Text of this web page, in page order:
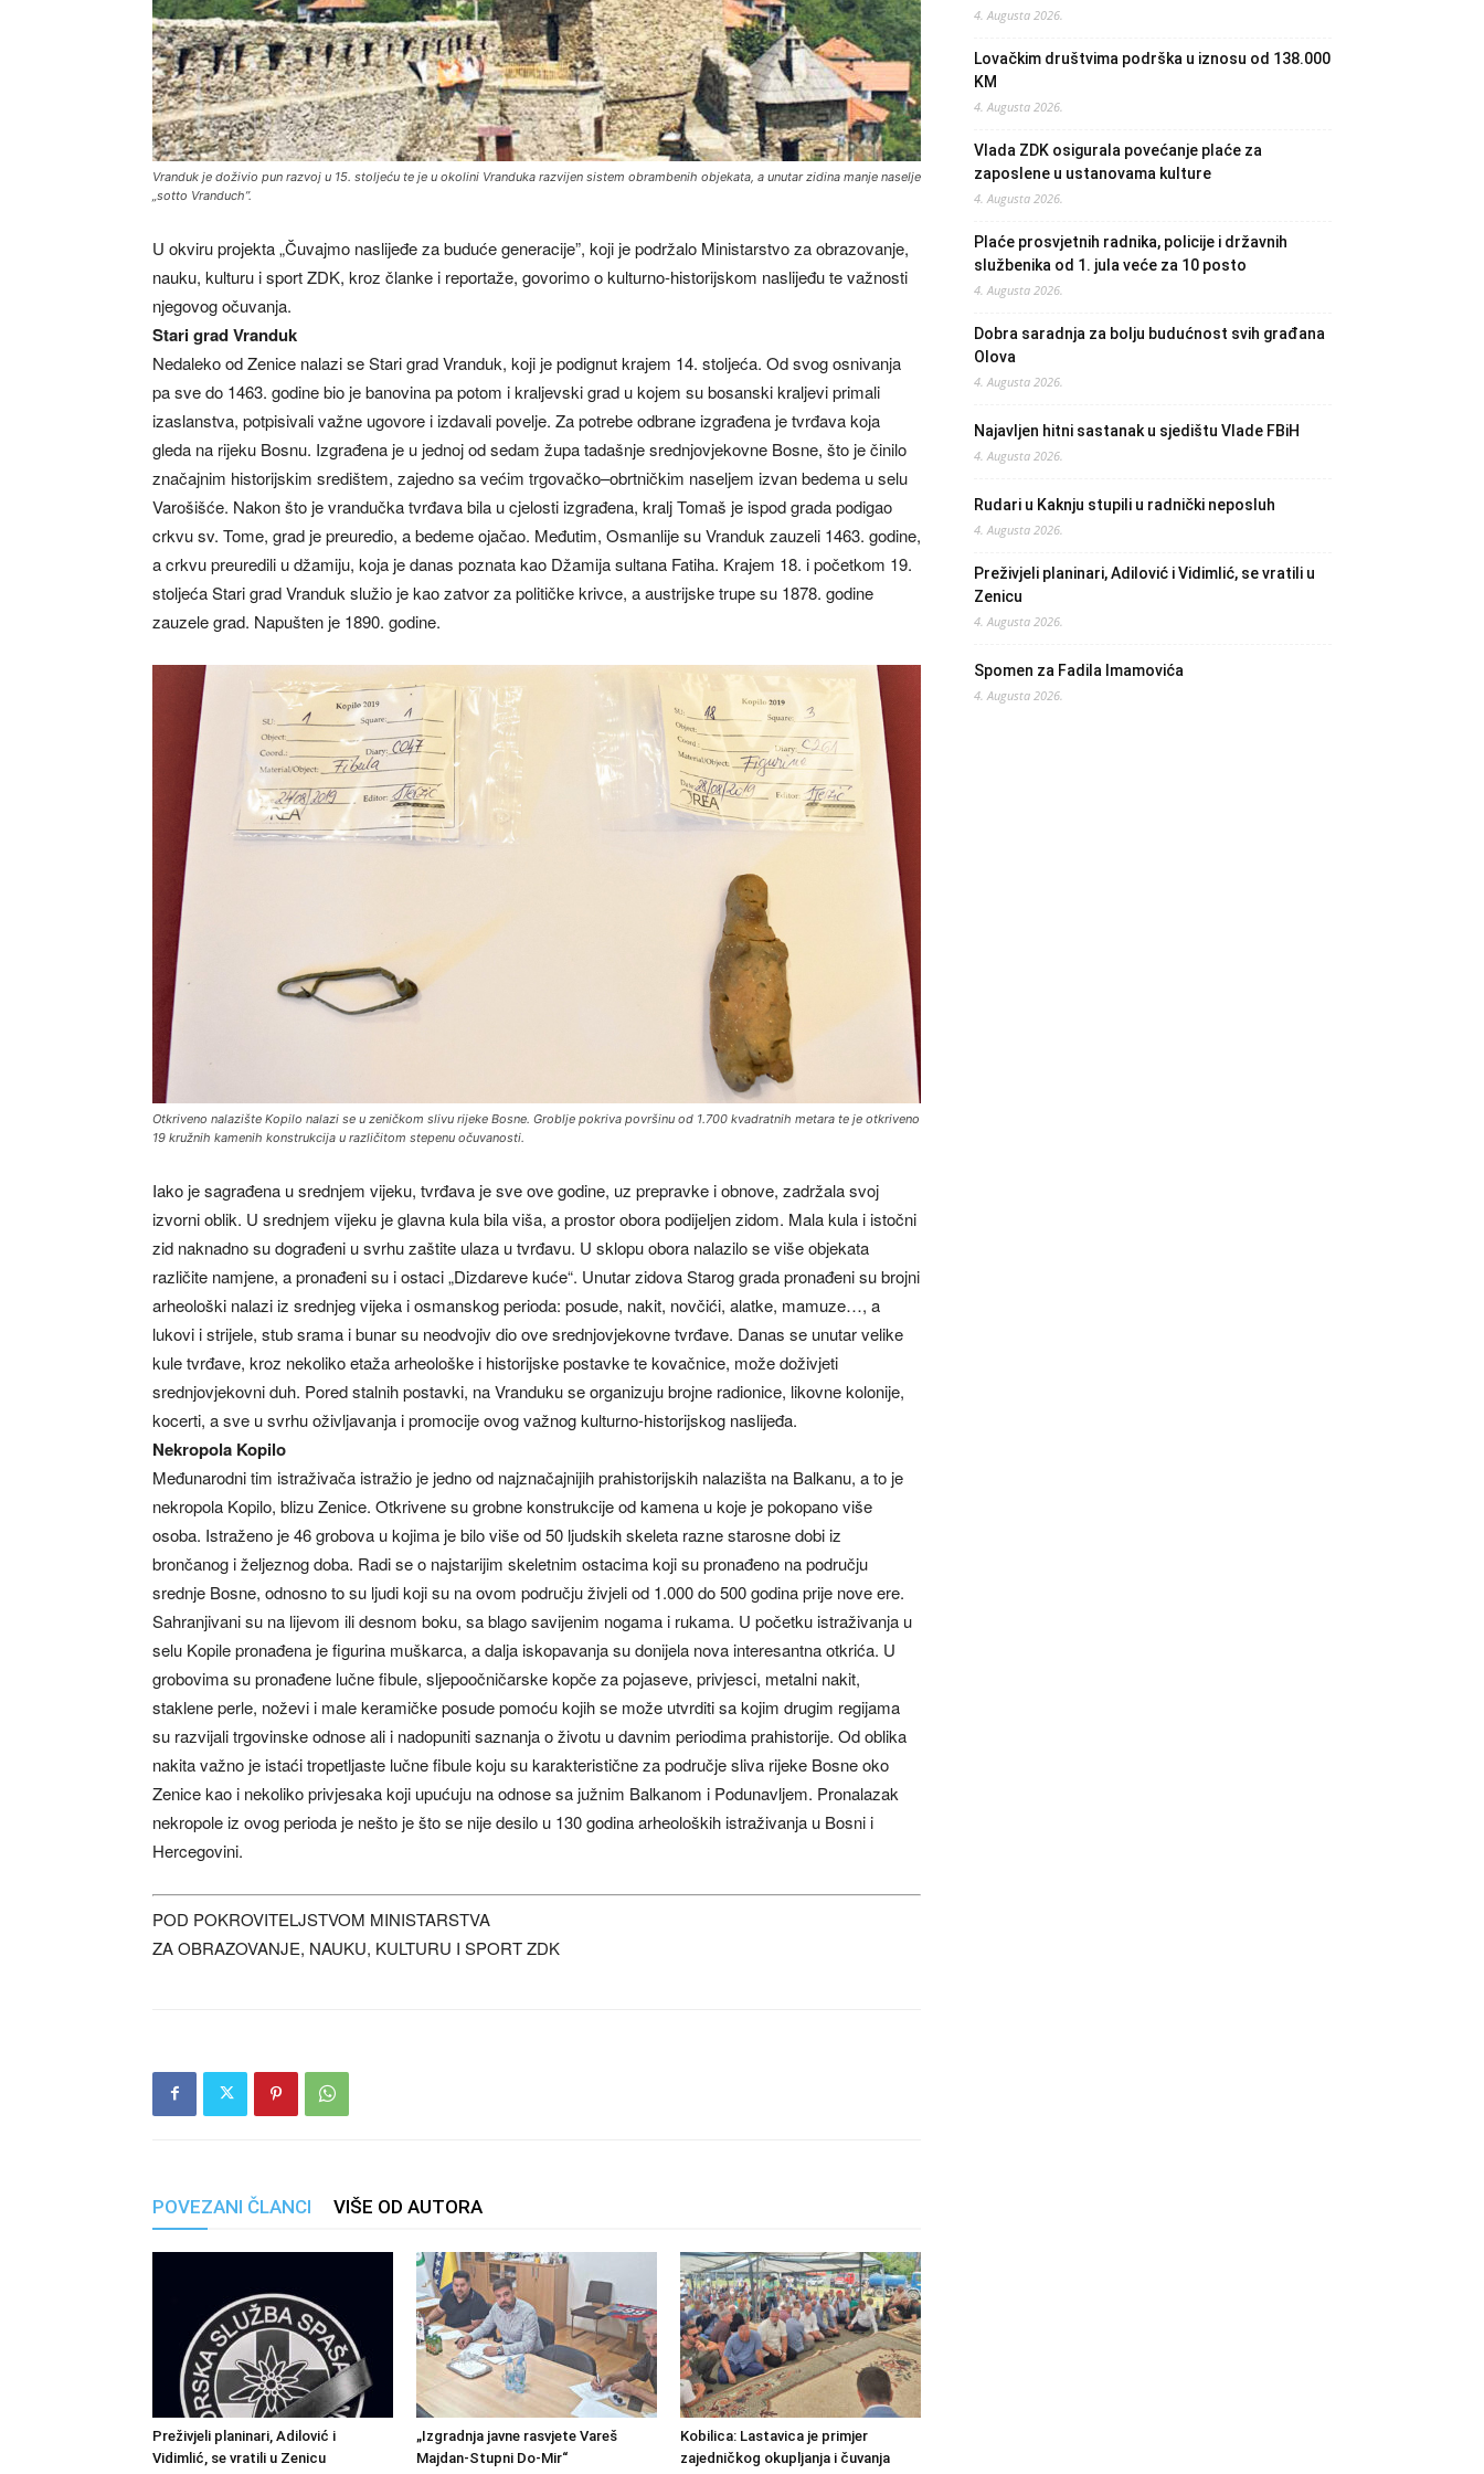
Vranduk je doživio pun razvoj u 15. stoljeću te je u okolini Vranduka razvijen sistem obrambenih objekata, a unutar zidina manje naselje
„sotto Vranduch”.
U okviru projekta „Čuvajmo naslijeđe za buduće generacije”, koji je podržalo Ministarstvo za obrazovanje,
nauku, kulturu i sport ZDK, kroz članke i reportaže, govorimo o kulturno-historijskom naslijeđu te važnosti
njegovog očuvanja.
Stari grad Vranduk
Nedaleko od Zenice nalazi se Stari grad Vranduk, koji je podignut krajem 14. stoljeća. Od svog osnivanja
pa sve do 1463. godine bio je banovina pa potom i kraljevski grad u kojem su bosanski kraljevi primali
izaslanstva, potpisivali važne ugovore i izdavali povelje. Za potrebe odbrane izgrađena je tvrđava koja
gleda na rijeku Bosnu. Izgrađena je u jednoj od sedam župa tadašnje srednjovjekovne Bosne, što je činilo
značajnim historijskim središtem, zajedno sa većim trgovačko–obrtničkim naseljem izvan bedema u selu
Varošišće. Nakon što je vrandučka tvrđava bila u cjelosti izgrađena, kralj Tomaš je ispod grada podigao
crkvu sv. Tome, grad je preuredio, a bedeme ojačao. Međutim, Osmanlije su Vranduk zauzeli 1463. godine,
a crkvu preuredili u džamiju, koja je danas poznata kao Džamija sultana Fatiha. Krajem 18. i početkom 19.
stoljeća Stari grad Vranduk služio je kao zatvor za političke krivce, a austrijske trupe su 1878. godine
zauzele grad. Napušten je 1890. godine.
Otkriveno nalazište Kopilo nalazi se u zeničkom slivu rijeke Bosne. Groblje pokriva površinu od 1.700 kvadratnih metara te je otkriveno
19 kružnih kamenih konstrukcija u različitom stepenu očuvanosti.
Iako je sagrađena u srednjem vijeku, tvrđava je sve ove godine, uz prepravke i obnove, zadržala svoj
izvorni oblik. U srednjem vijeku je glavna kula bila viša, a prostor obora podijeljen zidom. Mala kula i istočni
zid naknadno su dograđeni u svrhu zaštite ulaza u tvrđavu. U sklopu obora nalazilo se više objekata
različite namjene, a pronađeni su i ostaci „Dizdareve kuće“. Unutar zidova Starog grada pronađeni su brojni
arheološki nalazi iz srednjeg vijeka i osmanskog perioda: posude, nakit, novčići, alatke, mamuze…, a
lukovi i strijele, stub srama i bunar su neodvojiv dio ove srednjovjekovne tvrđave. Danas se unutar velike
kule tvrđave, kroz nekoliko etaža arheološke i historijske postavke te kovačnice, može doživjeti
srednjovjekovni duh. Pored stalnih postavki, na Vranduku se organizuju brojne radionice, likovne kolonije,
kocerti, a sve u svrhu oživljavanja i promocije ovog važnog kulturno-historijskog naslijeđa.
Nekropola Kopilo
Međunarodni tim istraživača istražio je jedno od najznačajnijih prahistorijskih nalazišta na Balkanu, a to je
nekropola Kopilo, blizu Zenice. Otkrivene su grobne konstrukcije od kamena u koje je pokopano više
osoba. Istraženo je 46 grobova u kojima je bilo više od 50 ljudskih skeleta razne starosne dobi iz
brončanog i željeznog doba. Radi se o najstarijim skeletnim ostacima koji su pronađeno na području
srednje Bosne, odnosno to su ljudi koji su na ovom području živjeli od 1.000 do 500 godina prije nove ere.
Sahranjivani su na lijevom ili desnom boku, sa blago savijenim nogama i rukama. U početku istraživanja u
selu Kopile pronađena je figurina muškarca, a dalja iskopavanja su donijela nova interesantna otkrića. U
grobovima su pronađene lučne fibule, sljepoočničarske kopče za pojaseve, privjesci, metalni nakit,
staklene perle, noževi i male keramičke posude pomoću kojih se može utvrditi sa kojim drugim regijama
su razvijali trgovinske odnose ali i nadopuniti saznanja o životu u davnim periodima prahistorije. Od oblika
nakita važno je istaći tropetljaste lučne fibule koju su karakteristične za područje sliva rijeke Bosne oko
Zenice kao i nekoliko privjesaka koji upućuju na odnose sa južnim Balkanom i Podunavljem. Pronalazak
nekropole iz ovog perioda je nešto je što se nije desilo u 130 godina arheoloških istraživanja u Bosni i
Hercegovini.
POD POKROVITELJSTVOM MINISTARSTVA
ZA OBRAZOVANJE, NAUKU, KULTURU I SPORT ZDK
POVEZANI ČLANCI VIŠE OD AUTORA
Preživjeli planinari, Adilović i
Vidimlić, se vratili u Zenicu
„Izgradnja javne rasvjete Vareš
Majdan-Stupni Do-Mir“
Kobilica: Lastavica je primjer
zajedničkog okupljanja i čuvanja
4. Augusta 2026.
Lovačkim društvima podrška u iznosu od 138.000
KM
4. Augusta 2026.
Vlada ZDK osigurala povećanje plaće za
zaposlene u ustanovama kulture
4. Augusta 2026.
Plaće prosvjetnih radnika, policije i državnih
službenika od 1. jula veće za 10 posto
4. Augusta 2026.
Dobra saradnja za bolju budućnost svih građana
Olova
4. Augusta 2026.
Najavljen hitni sastanak u sjedištu Vlade FBiH
4. Augusta 2026.
Rudari u Kaknju stupili u radnički neposluh
4. Augusta 2026.
Preživjeli planinari, Adilović i Vidimlić, se vratili u
Zenicu
4. Augusta 2026.
Spomen za Fadila Imamovića
4. Augusta 2026.